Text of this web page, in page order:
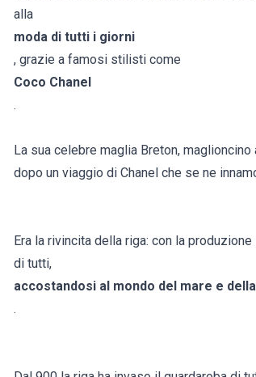
alla
moda di tutti i giorni
, grazie a famosi stilisti come
Coco Chanel
.
La sua celebre maglia Breton,
dopo un viaggio di Chanel che se ne
Era la rivincita della riga: con la
di tutti,
accostandosi al mondo del mare e
.